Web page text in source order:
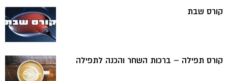
קורס שבת
קורס תפילה – ברכות השחר והכנה לתפילה